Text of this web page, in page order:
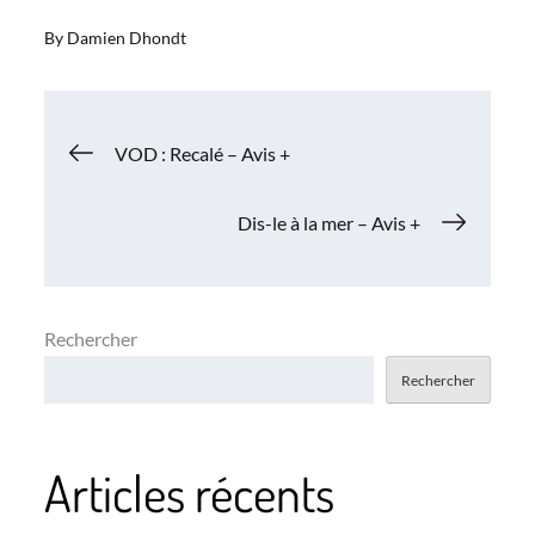
By Damien Dhondt
Navigation
VOD : Recalé – Avis +
Dis-le à la mer – Avis +
Rechercher
Rechercher
Articles récents